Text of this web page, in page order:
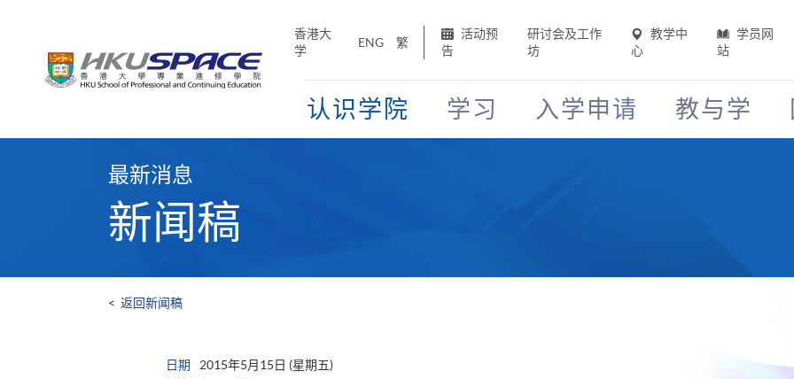
香港大
学
ENG 繁
活动预
告
研讨会及工作
坊
教学中
心
学员网
站
认识学院 学习 入学申请 教与学
最新消息
新闻稿
< 返回新闻稿
日期
2015年5月15日 (星期五)